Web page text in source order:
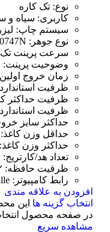
نوع: تک کاره
کاربری: سیاه و
سیستم چاپ:
نوع جوهر: ۱۰۹R00747N
سرعت پرینت تک رنگ:۲۲ برگ
وضوحیت پرینت: ۱۲۰۰*۱۲۰۰ DPI
زمان خروج اولین
ظرفیت استاندارد
ظرفیت حداکثر
ظرفیت استاندارد
حداکثر سایز
حداقل وزن کاغذ:۶۰ گرم
حداکثر وزن کاغذ:۲۱۶ گرم
تعداد هد/کارتریج: ۱
ظرفیت حافظه: ۳۲ MB
رابط کامپیوتر: USB 2.0 / Paralle
افزودن به علاقه مندی
انتخاب گزینه ها این
در صفحه محصول
مشاهده سریع